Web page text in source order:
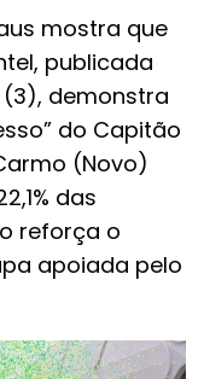
mostra que
publicada
demonstra
do Capitão
(Novo)
das
reforça o
apoiada pelo